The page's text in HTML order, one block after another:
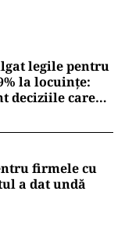
legile pentru
la locuințe:
deciziile care
firmele cu
a dat undă